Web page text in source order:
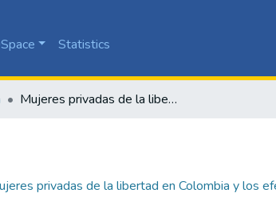
Statistics
Mujeres privadas de la libertad en Colombia y los efectos en sus relaciones de pareja
privadas de la libertad en Colombia y los